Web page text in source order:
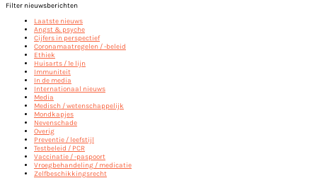
Filter nieuwsberichten
Laatste nieuws
Angst & psyche
Cijfers in perspectief
Coronamaatregelen / -beleid
Ethiek
Huisarts / 1e lijn
Immuniteit
In de media
Internationaal nieuws
Media
Medisch / wetenschappelijk
Mondkapjes
Nevenschade
Overig
Preventie / leefstijl
Testbeleid / PCR
Vaccinatie / -paspoort
Vroegbehandeling / medicatie
Zelfbeschikkingsrecht